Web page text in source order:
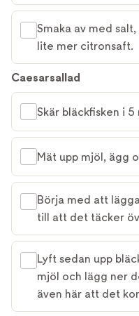
Smaka av med
lite mer citronsaft.
Caesarsallad
Skär bläckfisken i
Mät upp mjöl, ägg
Börja med att
till att det täcker
Lyft sedan upp
mjöl och lägg ner
även här att det